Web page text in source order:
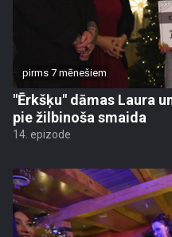
pirms 7 mēnešiem
"Ērkšķu" dāmas Laura
pie žilbinoša smaida
14. epizode